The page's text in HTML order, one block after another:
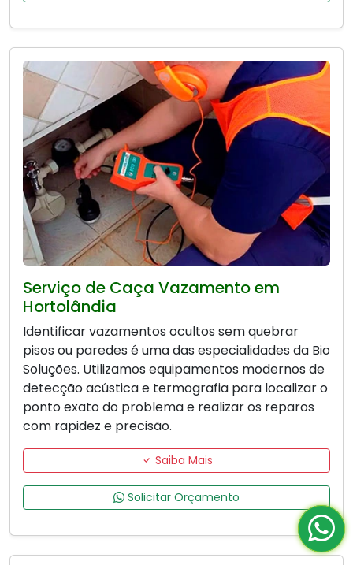
Serviço de Caça Vazamento em
Hortolândia
Identificar vazamentos ocultos sem quebrar
pisos ou paredes é uma das especialidades da Bio
Soluções. Utilizamos equipamentos modernos de
detecção acústica e termografia para localizar o
ponto exato do problema e realizar os reparos
com rapidez e precisão.
Saiba Mais
Solicitar Orçamento